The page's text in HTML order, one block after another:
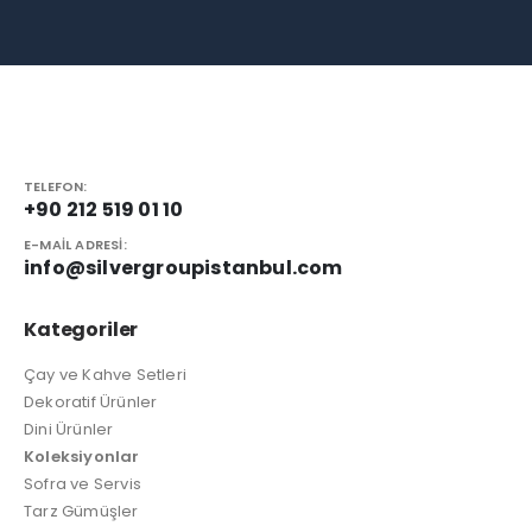
TELEFON:
+90 212 519 01 10
E-MAIL ADRESI:
info@silvergroupistanbul.com
Kategoriler
Çay ve Kahve Setleri
Dekoratif Ürünler
Dini Ürünler
Koleksiyonlar
Sofra ve Servis
Tarz Gümüşler